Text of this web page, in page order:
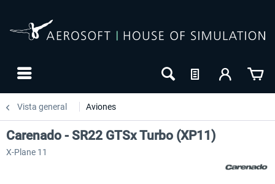
Vista general Aviones
Carenado - SR22 GTSx Turbo (XP11)
X-Plane 11